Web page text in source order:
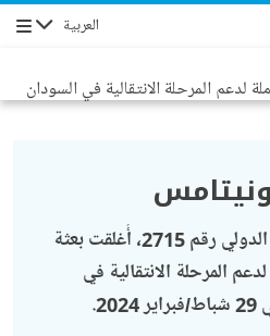
العربية التنقل
لدعم المرحلة الانتقالية في السودان
وفقا لقرار مجلس الأمن الدولي رقم 2715، أُغلقت بعثة
المرحلة الانتقالية في